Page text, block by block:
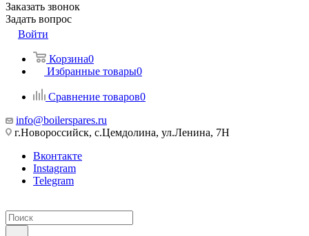
Заказать звонок
Задать вопрос
Войти
Корзина0
Избранные товары0
Сравнение товаров0
info@boilerspares.ru
г.Новороссийск, с.Цемдолина, ул.Ленина, 7Н
Вконтакте
Instagram
Telegram